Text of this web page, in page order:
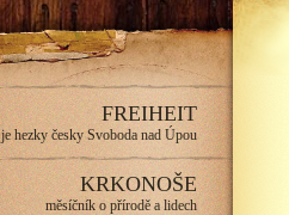
FREIHEIT
je hezky česky Svoboda nad Úpou
KRKONOŠE
měsíčník o přírodě a lidech